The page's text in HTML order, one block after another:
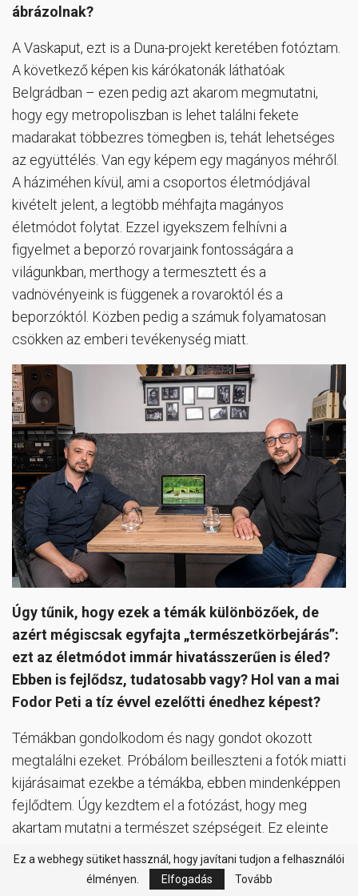
ábrázolnak?
A Vaskaput, ezt is a Duna-projekt keretében fotóztam.
A következő képen kis kárókatonák láthatóak
Belgrádban – ezen pedig azt akarom megmutatni,
hogy egy metropoliszban is lehet találni fekete
madarakat többezres tömegben is, tehát lehetséges
az együttélés. Van egy képem egy magányos méhről.
A háziméhen kívül, ami a csoportos életmódjával
kivételt jelent, a legtöbb méhfajta magányos
életmódot folytat. Ezzel igyekszem felhívni a
figyelmet a beporzó rovarjaink fontosságára a
világunkban, merthogy a termesztett és a
vadnövényeink is függenek a rovaroktól és a
beporzóktól. Közben pedig a számuk folyamatosan
csökken az emberi tevékenység miatt.
Úgy tűnik, hogy ezek a témák különbözőek, de
azért mégiscsak egyfajta „természetkörbejárás”:
ezt az életmódot immár hivatásszerűen is éled?
Ebben is fejlődsz, tudatosabb vagy? Hol van a mai
Fodor Peti a tíz évvel ezelőtti énedhez képest?
Témákban gondolkodom és nagy gondot okozott
megtalálni ezeket. Próbálom beilleszteni a fotók miatti
kijárásaimat ezekbe a témákba, ebben mindenképpen
fejlődtem. Úgy kezdtem el a fotózást, hogy meg
akartam mutatni a természet szépségeit. Ez eleinte
emberi tevékenységet a tájban, pedig egy ilyen
Ez a webhegy sütiket hassznál, hogy javítani tudjon a felhasználói
élményen.
Elfogadás Tovább